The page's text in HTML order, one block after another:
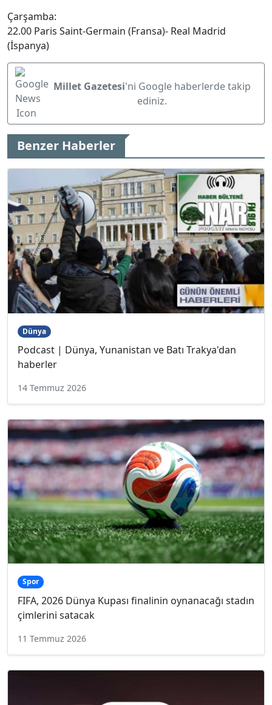
Çarşamba:
22.00 Paris Saint-Germain (Fransa)- Real Madrid
(İspanya)
Millet Gazetesi'ni Google haberlerde takip
ediniz.
Benzer Haberler
Dünya
Podcast | Dünya, Yunanistan ve Batı Trakya'dan
haberler
14 Temmuz 2026
Spor
FIFA, 2026 Dünya Kupası finalinin oynanacağı stadın
çimlerini satacak
11 Temmuz 2026